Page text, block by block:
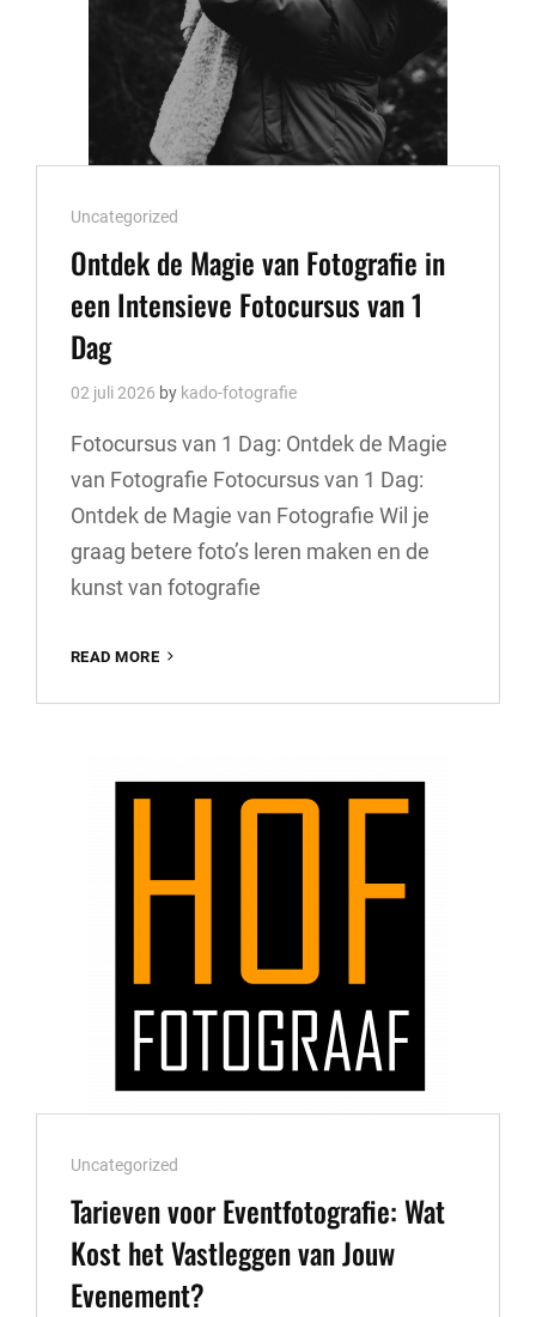
Cat
Links
Uncategorized
Ontdek de Magie van Fotografie in
een Intensieve Fotocursus van 1
Dag
02 juli 2026 by kado-fotografie
Fotocursus van 1 Dag: Ontdek de Magie
van Fotografie Fotocursus van 1 Dag:
Ontdek de Magie van Fotografie Wil je
graag betere foto’s leren maken en de
kunst van fotografie
READ MORE
MAGIE
IN
EEN
VAN
Cat
Links
Uncategorized
Tarieven voor Eventfotografie: Wat
Kost het Vastleggen van Jouw
Evenement?